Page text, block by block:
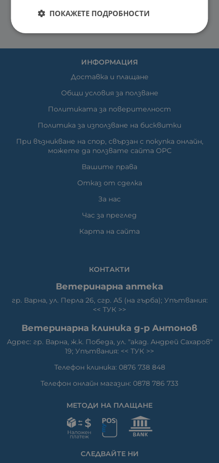
ИНФОРМАЦИЯ
Доставка и плащане
Общи условия за ползване
Политиката за поверителност
Политика за използване на бисквитки
При възникване на спор, свързан с покупка онлайн,
можете да ползвате сайта ОРС
Вашите права
Отказ от сделка
За нас
Час за преглед
Карта на сайта
КОНТАКТИ
Ветеринарна аптека
гр. Варна, ул. Перла 26, сгр. А5 (на гърба); Упътвания:
<< ТУК >>
Ветеринарна клиника д-р Антонов
Адрес: гр. Варна, ж.к. Победа, ул. "акад. Андрей Сахаров"
19; Упътвания: << ТУК >>
Телефон клиника: 0876 738 848
Телефон онлайн магазин: 0878 786 733
МЕТОДИ НА ПЛАЩАНЕ
СЛЕДВАЙТЕ НИ
ПОКАЖЕТЕ ПОДРОБНОСТИ